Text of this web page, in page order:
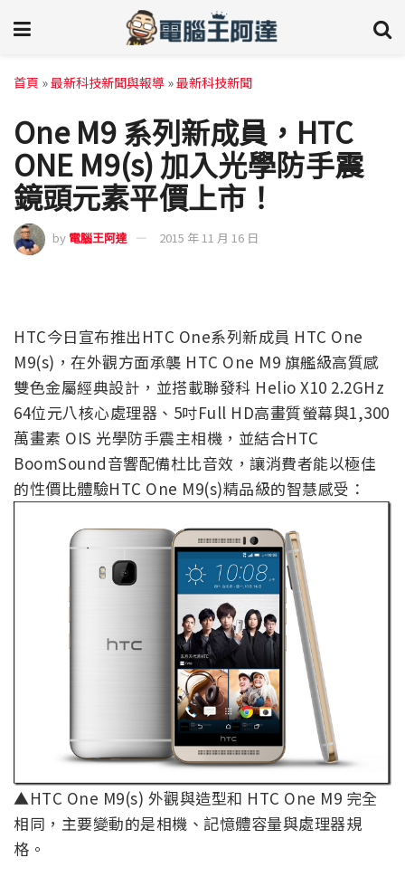
首頁 »最新科技新聞與報導 »最新科技新聞
One M9 系列新成員，HTC
ONE M9(s) 加入光學防手震
鏡頭元素平價上市！
by 電腦王阿達 2015 年 11 月 16 日
HTC今日宣布推出HTC One系列新成員 HTC One
M9(s)，在外觀方面承襲 HTC One M9 旗艦級高質感
雙色金屬經典設計，並搭載聯發科 Helio X10 2.2GHz
64位元八核心處理器、5吋Full HD高畫質螢幕與1,300
萬畫素 OIS 光學防手震主相機，並結合HTC
BoomSound音響配備杜比音效，讓消費者能以極佳
的性價比體驗HTC One M9(s)精品級的智慧感受：
▲HTC One M9(s) 外觀與造型和 HTC One M9 完全
相同，主要變動的是相機、記憶體容量與處理器規
格。